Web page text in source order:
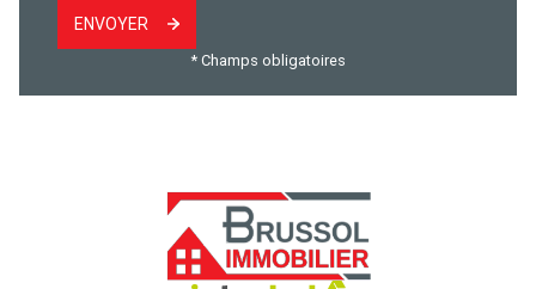
ENVOYER
* Champs obligatoires